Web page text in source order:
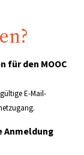
für den MOOC
E-Mail-
Anmeldung